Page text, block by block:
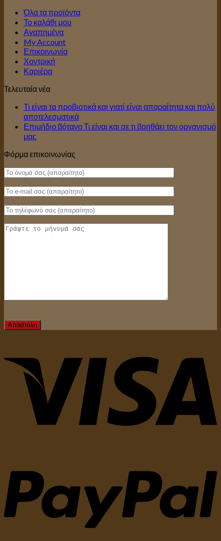
Όλα τα προϊόντα
Το καλάθι μου
Αγαπημένα
My Account
Επικοινωνία
Χοντρική
Καριέρα
Τελευταία νέα
Τι είναι τα προβιοτικά και γιατί είναι απαραίτητα και πολύ
αποτελεσματικά
Επιμήδιο βότανο Τι είναι και σε τι βοηθάει τον οργανισμό
μας
Φόρμα επικοινωνίας